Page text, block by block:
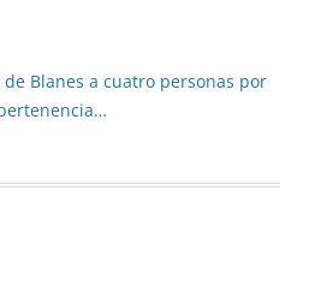
Blanes a cuatro personas por